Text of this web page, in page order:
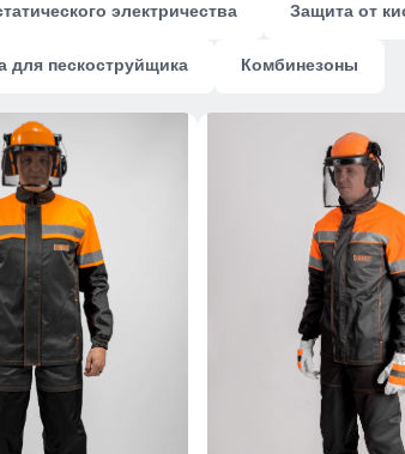
электричества Защита от
для пескоструйщика Комбинезоны